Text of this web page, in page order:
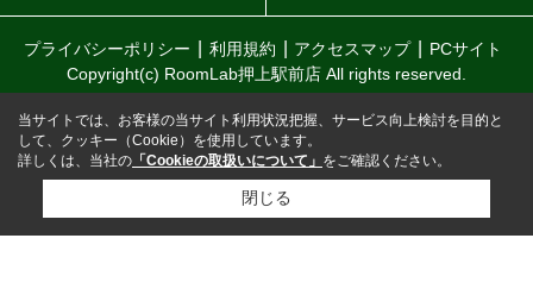
プライバシーポリシー 利用規約 アクセスマップ
PCサイト
Copyright(c) RoomLab押上駅前店 All rights reserved.
当サイトでは、お客様の当サイト利用状況把握、サービス向上検討を目的と
して、クッキー（Cookie）を使用しています。
詳しくは、当社の 「Cookieの取扱いについて」 をご確認ください。
閉じる